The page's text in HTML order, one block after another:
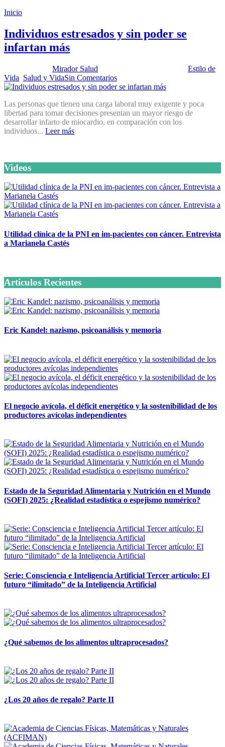
Inicio
Individuos estresados y sin poder se
infartan más
Mirador Salud
Estilo de
Vida Salud y VidaSin Comentarios
Las personas que tienen una carga laboral muy exigente y poca
libertad para tomar decisiones presentan un mayor riesgo de
desarrollar infarto de miocardio, en comparación con los
individuos... Leer más
Videos
Utilidad clínica de la PNI en im-pacientes con cáncer. Entrevista
a Marianela Castés
Artículos Recientes
Eric Kandel: nazismo, psicoanálisis y memoria
El negocio avícola, el déficit energético y la sostenibilidad de los
productores avícolas independientes
Estado de la Seguridad Alimentaria y Nutrición en el Mundo
(SOFI) 2025: ¿Realidad estadística o espejismo numérico?
Serie: Consciencia e Inteligencia Artificial Tercer artículo: El
futuro “ilimitado” de la Inteligencia Artificial
¿Qué sabemos de los alimentos ultraprocesados?
¿Los 20 años de regalo? Parte II